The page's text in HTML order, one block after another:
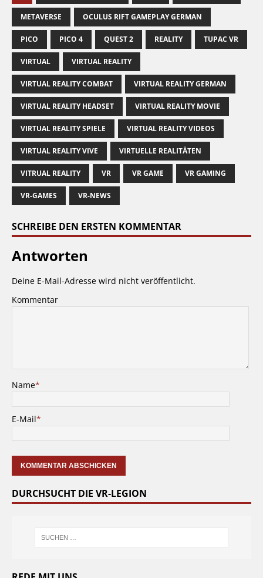
METAVERSE OCULUS RIFT GAMEPLAY GERMAN
PICO PICO 4 QUEST 2 REALITY TUPAC VR
VIRTUAL VIRTUAL REALITY
VIRTUAL REALITY COMBAT VIRTUAL REALITY GERMAN
VIRTUAL REALITY HEADSET VIRTUAL REALITY MOVIE
VIRTUAL REALITY SPIELE VIRTUAL REALITY VIDEOS
VIRTUAL REALITY VIVE VIRTUELLE REALITÄTEN
VITRUAL REALITY VR VR GAME VR GAMING
VR-GAMES VR-NEWS
SCHREIBE DEN ERSTEN KOMMENTAR
Antworten
Deine E-Mail-Adresse wird nicht veröffentlicht.
Kommentar
Name*
E-Mail*
DURCHSUCHT DIE VR-LEGION